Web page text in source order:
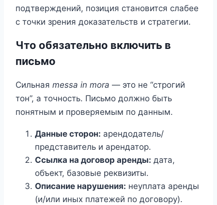
подтверждений, позиция становится слабее
с точки зрения доказательств и стратегии.
Что обязательно включить в
письмо
Сильная messa in mora — это не “строгий
тон”, а точность. Письмо должно быть
понятным и проверяемым по данным.
Данные сторон: арендодатель/
представитель и арендатор.
Ссылка на договор аренды: дата,
объект, базовые реквизиты.
Описание нарушения: неуплата аренды
(и/или иных платежей по договору).